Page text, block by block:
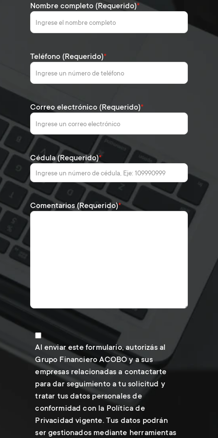
Nombre completo (Requerido)*
Teléfono (Requerido)*
Correo electrónico (Requerido)*
Cédula (Requerido)*
Comentarios (Requerido)*
Al enviar este formulario, autorizás al
Grupo Financiero ACOBO y a sus
empresas relacionadas a contactarte
para dar seguimiento a tu solicitud y
tratar tus datos personales de
conformidad con la Política de
Privacidad vigente. Tus datos podrán
ser gestionados mediante herramientas